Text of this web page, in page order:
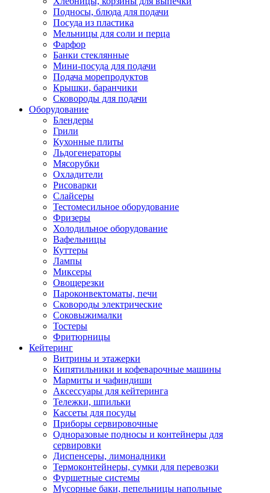
Подносы, блюда для подачи
Посуда из пластика
Мельницы для соли и перца
Фарфор
Банки стеклянные
Мини-посуда для подачи
Подача морепродуктов
Крышки, баранчики
Сковороды для подачи
Оборудование
Блендеры
Грили
Кухонные плиты
Льдогенераторы
Мясорубки
Охладители
Рисоварки
Слайсеры
Тестомесильное оборудование
Фризеры
Холодильное оборудование
Вафельницы
Куттеры
Лампы
Миксеры
Овощерезки
Пароконвектоматы, печи
Сковороды электрические
Соковыжималки
Тостеры
Фритюрницы
Кейтеринг
Витрины и этажерки
Кипятильники и кофеварочные машины
Мармиты и чафиндиши
Аксессуары для кейтеринга
Тележки, шпильки
Кассеты для посуды
Приборы сервировочные
Одноразовые подносы и контейнеры для
сервировки
Диспенсеры, лимонадники
Термоконтейнеры, сумки для перевозки
Фуршетные системы
Мусорные баки, пепельницы напольные